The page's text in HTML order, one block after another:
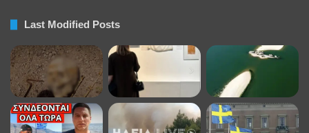
Last Modified Posts